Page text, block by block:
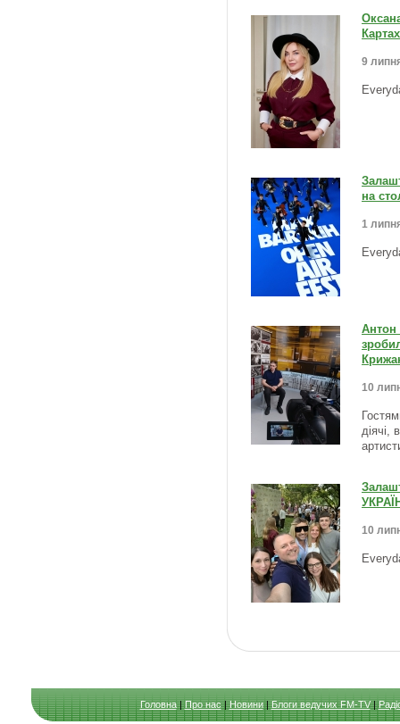
9
на
1
Антон
10
діячі,
10
Головна|Про нас|Новини|Блоги ведучих FM-TV|